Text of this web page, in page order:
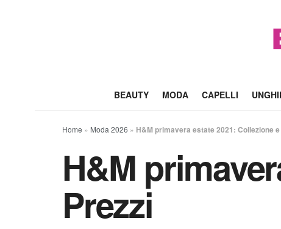
BEAUTY MODA CAPELLI
Home » Moda 2026 » H&M primavera estate 2021: Collezione
H&M
Prezzi